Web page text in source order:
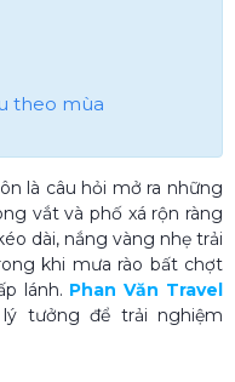
theo mùa
là câu hỏi mở ra những
vắt và phố xá rộn ràng
dài, nắng vàng nhẹ trải
khi mưa rào bất chợt
lánh. Phan Văn Travel
tưởng để trải nghiệm